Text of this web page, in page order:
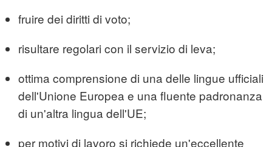
fruire dei diritti di voto;
risultare regolari con il servizio di leva;
ottima comprensione di una delle lingue ufficiali
dell'Unione Europea e una fluente padronanza
di un'altra lingua dell'UE;
per motivi di lavoro si richiede un'eccellente